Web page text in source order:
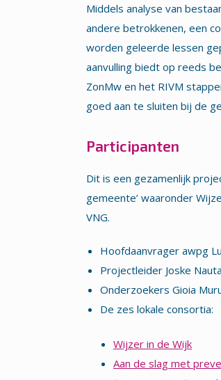
Middels analyse van
andere betrokkenen, een
worden geleerde lessen
aanvulling biedt op reeds
ZonMw en het RIVM
goed aan te sluiten bij de
Participanten
Dit is een gezamenlijk
gemeente’ waaronder
VNG.
Hoofdaanvrager awpg
Projectleider Joske
Onderzoekers Gioia
De zes lokale consortia:
Wijzer in de Wijk
Aan de slag met